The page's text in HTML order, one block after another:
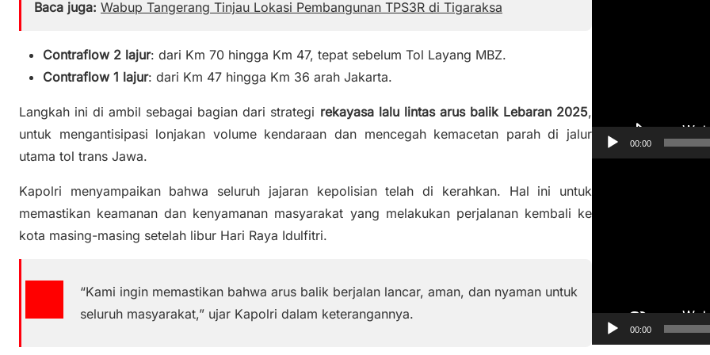
Baca juga: Wabup Tangerang Tinjau Lokasi Pembangunan TPS3R di Tigaraksa
Contraflow 2 lajur: dari Km 70 hingga Km 47, tepat sebelum Tol Layang MBZ.
Contraflow 1 lajur: dari Km 47 hingga Km 36 arah Jakarta.
Langkah ini di ambil sebagai bagian dari strategi rekayasa lalu lintas arus balik Lebaran 2025,
untuk mengantisipasi lonjakan volume kendaraan dan mencegah kemacetan parah di jalur
utama tol trans Jawa.
Kapolri menyampaikan bahwa seluruh jajaran kepolisian telah di kerahkan. Hal ini untuk
memastikan keamanan dan kenyamanan masyarakat yang melakukan perjalanan kembali ke
kota masing-masing setelah libur Hari Raya Idulfitri.
“Kami ingin memastikan bahwa arus balik berjalan lancar, aman, dan nyaman untuk
seluruh masyarakat,” ujar Kapolri dalam keterangannya.
r
V
i
00:00
e
m
i
00:00